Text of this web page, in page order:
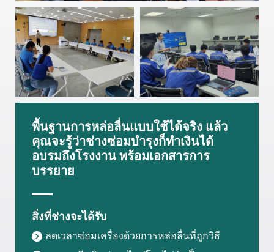
พื้นฐานการหล่อลื่นแบบใช้ได้จริง แล้ว
คุณจะรู้ว่าช่างซ่อมบำรุงก็ทำเงินได้
อบรมถึงโรงงาน พร้อมเอกสารการ
บรรยาย
สิ่งที่ช่างจะได้รับ
ลดเวลาซ่อมเครื่องด้วยการหล่อลื่นที่ถูกวิธี